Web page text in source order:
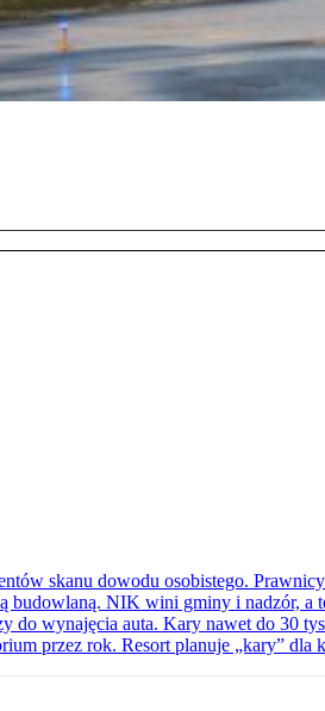
skanu dowodu osobistego.
budowlaną. NIK wini gminy i nadzór, a
do wynajęcia auta. Kary nawet do 30
przez rok. Resort planuje „kary” dla